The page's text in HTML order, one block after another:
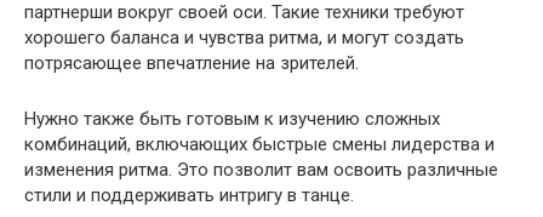
партнерши вокруг своей оси. Такие техники требуют
хорошего баланса и чувства ритма, и могут создать
потрясающее впечатление на зрителей.
Нужно также быть готовым к изучению сложных
комбинаций, включающих быстрые смены лидерства и
изменения ритма. Это позволит вам освоить различные
стили и поддерживать интригу в танце.